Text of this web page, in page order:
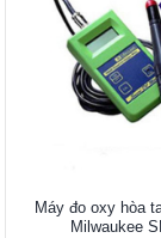
Máy đo oxy hòa
Milwaukee